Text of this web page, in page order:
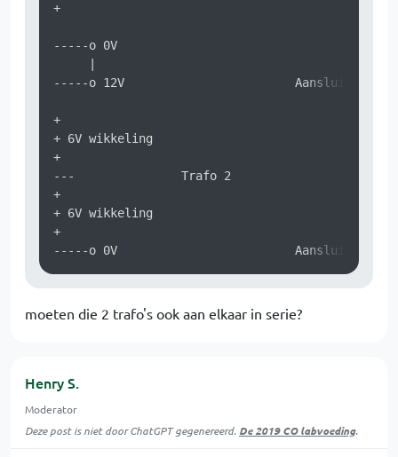
+
-----o 0V
-----o 12V                        Aansluiting 2
+
+ 6V wikkeling
+
---               Trafo 2
+
+ 6V wikkeling
+
moeten die 2 trafo's ook aan elkaar in serie?
Henry S.
Moderator
Deze post is niet door ChatGPT gegenereerd. De 2019 CO labvoeding.